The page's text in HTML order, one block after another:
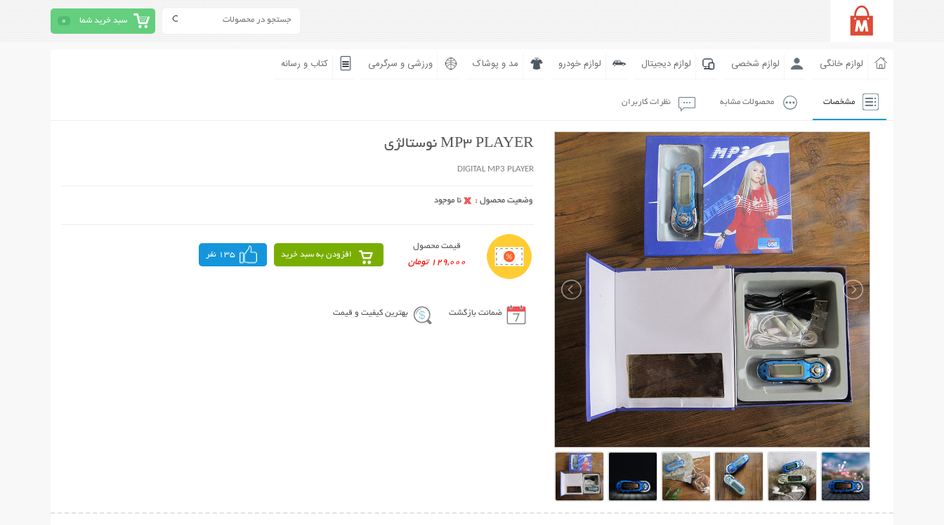
سبد خرید شما 0
لوازم خانگی لوازم شخصی لوازم دیجیتال لوازم خودرو مد و پوشاک ورزشی و سرگرمی کتاب و رسانه
مشخصات محصولات مشابه نظرات کاربران
MP3 PLAYER نوستالژی
DIGITAL MP3 PLAYER
قیمت محصول
129,000 تومان
افزودن به سبد خرید 135 نفر
ضمانت بازگشت بهترین کیفیت و قیمت